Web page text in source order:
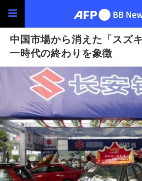
中国市場から消えた「スズ
一時代の終わりを象徴